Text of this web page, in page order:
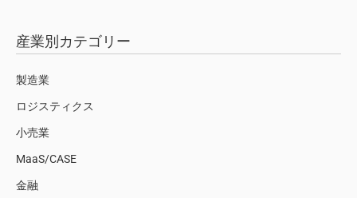
産業別カテゴリー
製造業
ロジスティクス
小売業
MaaS/CASE
金融